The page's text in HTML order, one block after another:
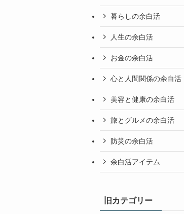
暮らしの余白活
人生の余白活
お金の余白活
心と人間関係の余白活
美容と健康の余白活
旅とグルメの余白活
防災の余白活
余白活アイテム
旧カテゴリー